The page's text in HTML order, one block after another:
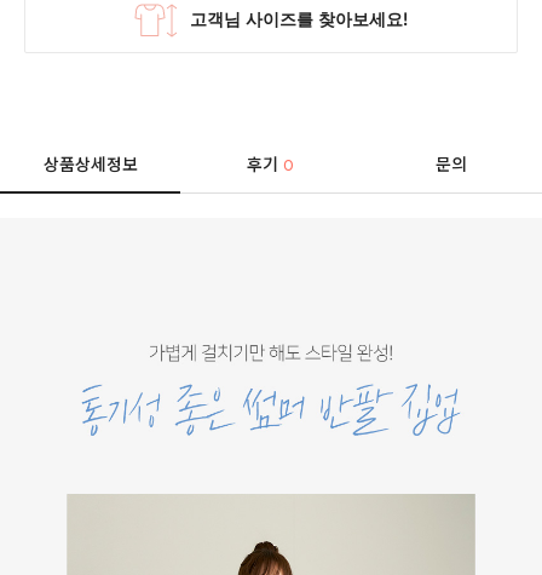
상품상세정보 후기0 문의